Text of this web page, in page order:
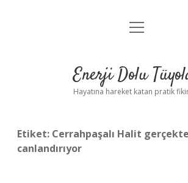
Anasayfa
Yasal Uyarı
menüyü
Enerji Dolu
Hayatına hareket katan pratik
Etiket: Cerrahpaşalı Halit
canlandırıyor